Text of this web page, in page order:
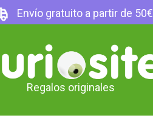
Envío gratuito a partir de 50€
Regalos originales